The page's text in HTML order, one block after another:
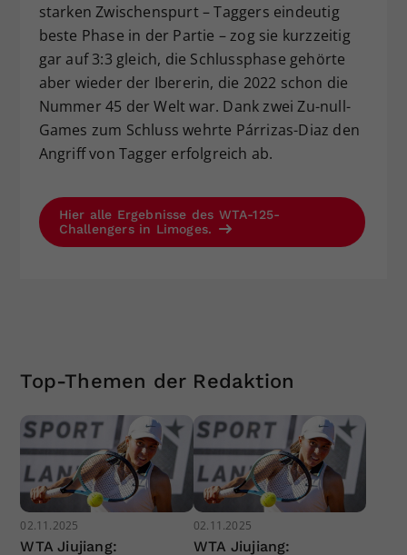
starken Zwischenspurt – Taggers eindeutig
beste Phase in der Partie – zog sie kurzzeitig
gar auf 3:3 gleich, die Schlussphase gehörte
aber wieder der Ibererin, die 2022 schon die
Nummer 45 der Welt war. Dank zwei Zu-null-
Games zum Schluss wehrte Párrizas-Diaz den
Angriff von Tagger erfolgreich ab.
Hier alle Ergebnisse des WTA-125-
Challengers in Limoges.
Top-Themen der Redaktion
02.11.2025
WTA Jiujiang:
02.11.2025
WTA Jiujiang: